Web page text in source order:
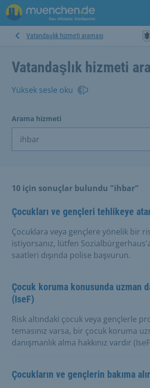
Vatandaşlık hizmeti araması
Vatandaşlık hizmeti
Yüksek sesle oku
Arama hizmeti
10 için sonuçlar bulundu "ihbar"
Çocukları ve gençleri tehlikeye
Çocuklara veya gençlere yönelik bir
istiyorsanız, lütfen
saatleri dışında polise başvurun.
Çocuk koruma konusunda uzman
(IseF)
Risk altındaki çocuk veya gençlerle
temasınız varsa, bir çocuk koruma
danışmanlık alma hakkınız vardır
Çocukların ve gençlerin bakıma